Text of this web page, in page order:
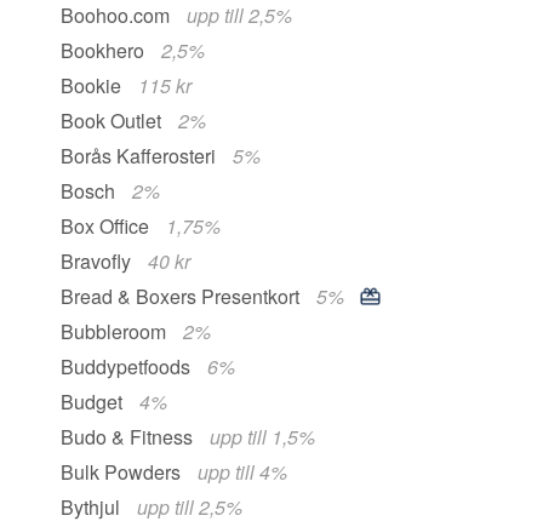
Boohoo.com
upp till 2,5%
Bookhero
2,5%
Bookie
115 kr
Book Outlet
2%
Borås Kafferosteri
5%
Bosch
2%
Box Office
1,75%
Bravofly
40 kr
Bread & Boxers Presentkort
5%
Bubbleroom
2%
Buddypetfoods
6%
Budget
4%
Budo & Fitness
upp till 1,5%
Bulk Powders
upp till 4%
Bythjul
upp till 2,5%